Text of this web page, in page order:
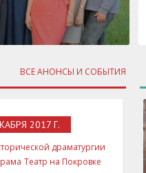
ВСЕ АНОНСЫ И СОБЫТИЯ
2017 Г.
драматургии
Театр на Покровке